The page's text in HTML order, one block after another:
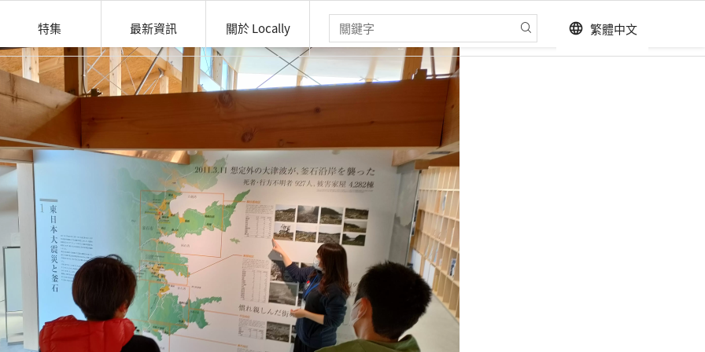
特集 最新資訊 關於 Locally language 繁體中文